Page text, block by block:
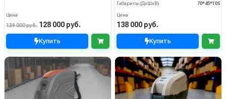
Цена
139 000 руб. 128 000 руб.
Купить
Габариты (ДхШхВ)
70*45*109
Цена
138 000 руб.
Купить